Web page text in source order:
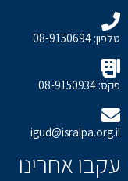
טלפון: 08-9150694
פקס: 08-9150934
igud@isralpa.org.il
עקבו אחרינו